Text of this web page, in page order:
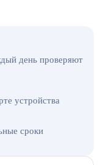
день проверяют
устройства
сроки